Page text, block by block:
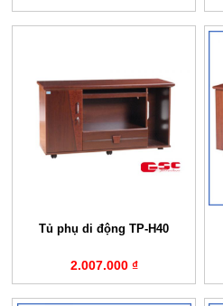
Tủ phụ di động TP-H40
2.007.000 ₫